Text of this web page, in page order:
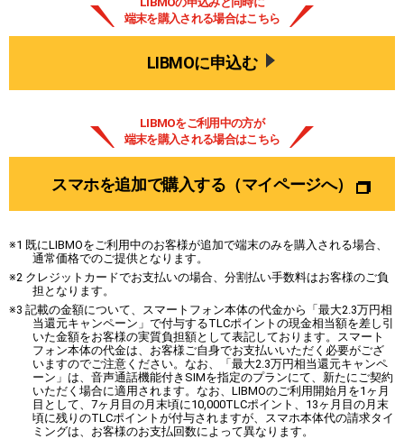
端末を購入される場合はこちら
LIBMOに申込む
LIBMOをご利用中の方が
端末を購入される場合はこちら
スマホを追加で購入する （マイページへ）
※1 既にLIBMOをご利用中のお客様が追加で端末のみを購入される場合、
通常価格でのご提供となります。
※2 クレジットカードでお支払いの場合、分割払い手数料はお客様のご負
担となります。
※3 記載の金額について、スマートフォン本体の代金から「最大2.3万円相
当還元キャンペーン」で付与するTLCポイントの現金相当額を差し引
いた金額をお客様の実質負担額として表記しております。スマート
フォン本体の代金は、お客様ご自身でお支払いいただく必要がござ
いますのでご注意ください。なお、「最大2.3万円相当還元キャンペ
ーン」は、音声通話機能付きSIMを指定のプランにて、新たにご契約
いただく場合に適用されます。なお、LIBMOのご利用開始月を1ヶ月
目として、7ヶ月目の月末頃に10,000TLCポイント、13ヶ月目の月末
頃に残りのTLCポイントが付与されますが、スマホ本体代の請求タイ
ミングは、お客様のお支払回数によって異なります。